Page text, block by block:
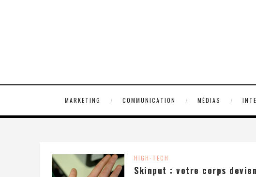
MARKETING COMMUNICATION MÉDIAS
HIGH-TECH
Skinput : votre corps